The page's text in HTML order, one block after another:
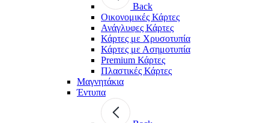
Back
Οικονομικές Κάρτες
Ανάγλυφες Κάρτες
Κάρτες με Χρυσοτυπία
Κάρτες με Ασημοτυπία
Premium Κάρτες
Πλαστικές Κάρτες
Μαγνητάκια
Έντυπα